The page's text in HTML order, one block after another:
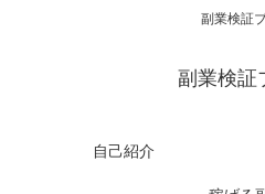
副業検証
副業検証
自己紹介